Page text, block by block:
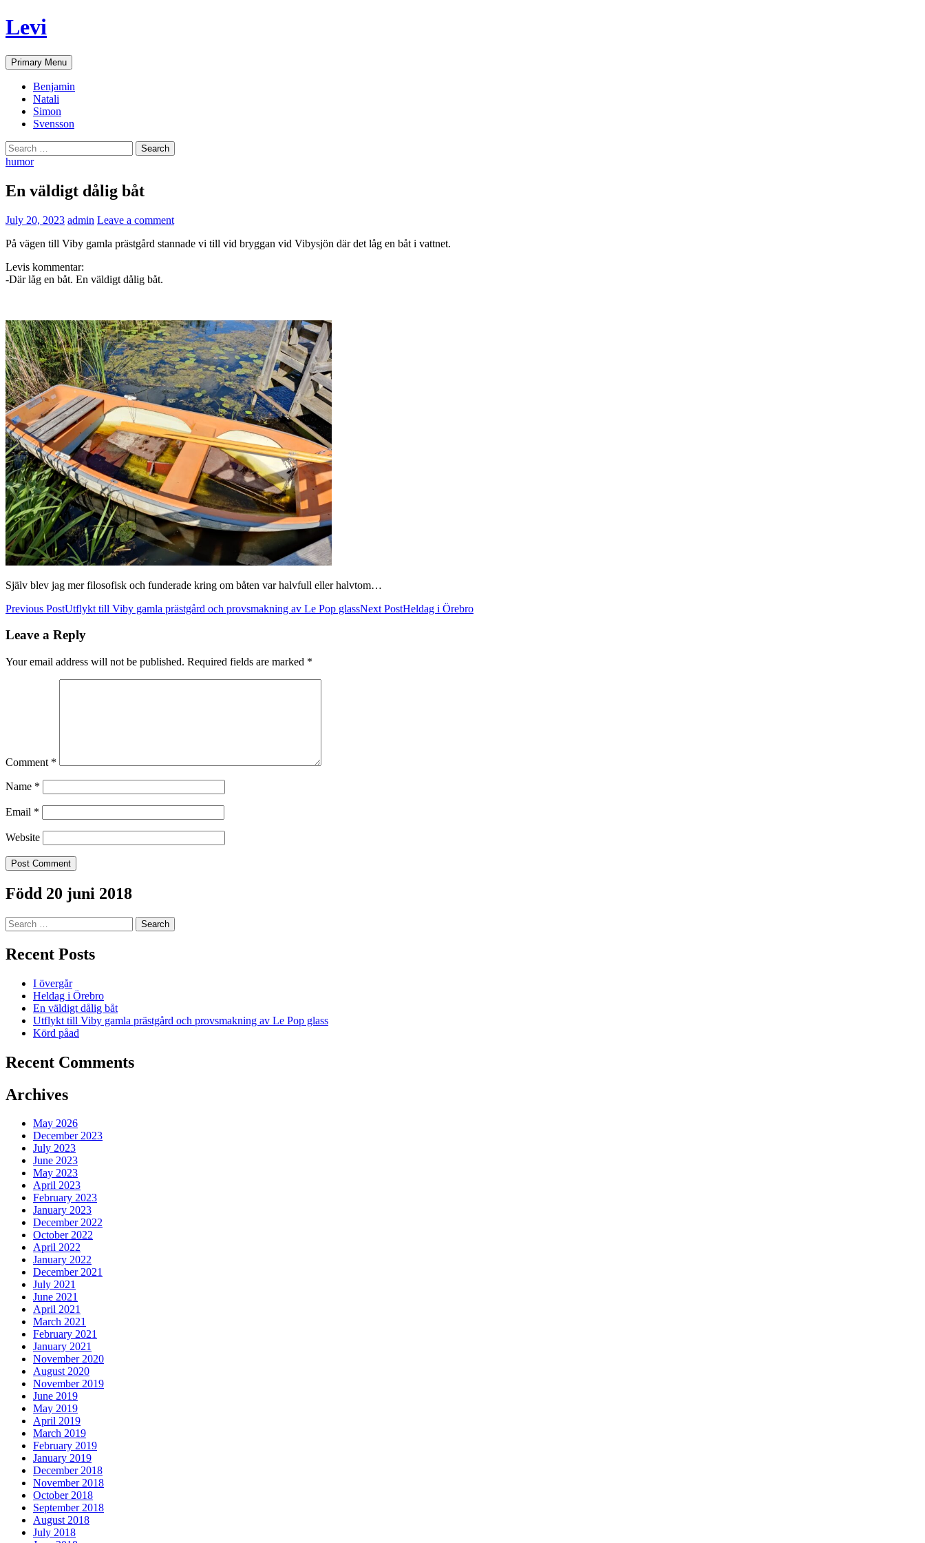
Skip
to
Levi
Search
Primary Menu
Benjamin
Natali
Simon
Svensson
Search
for:
humor
En väldigt dålig båt
July 20, 2023 admin Leave a comment
På vägen till Viby gamla prästgård stannade vi till vid bryggan vid Vibysjön där det låg en båt i vattnet.
Levis kommentar:
-Där låg en båt. En väldigt dålig båt.
Själv blev jag mer filosofisk och funderade kring om båten var halvfull eller halvtom…
Post
navigation
Previous PostUtflykt till Viby gamla prästgård och provsmakning av Le Pop glassNext PostHeldag i Örebro
Leave a Reply
Your email address will not be published. Required fields are marked *
Comment *
Name *
Email *
Website
Född 20 juni 2018
Search
for:
Recent Posts
I övergår
Heldag i Örebro
En väldigt dålig båt
Utflykt till Viby gamla prästgård och provsmakning av Le Pop glass
Körd påad
Recent Comments
Archives
May 2026
December 2023
July 2023
June 2023
May 2023
April 2023
February 2023
January 2023
December 2022
October 2022
April 2022
January 2022
December 2021
July 2021
June 2021
April 2021
March 2021
February 2021
January 2021
November 2020
August 2020
November 2019
June 2019
May 2019
April 2019
March 2019
February 2019
January 2019
December 2018
November 2018
October 2018
September 2018
August 2018
July 2018